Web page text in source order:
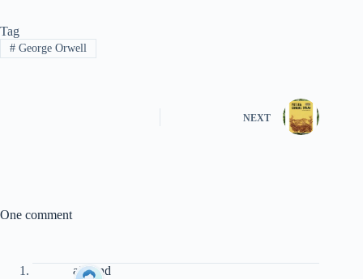
Tag
#George Orwell
NEXT
One comment
aircond